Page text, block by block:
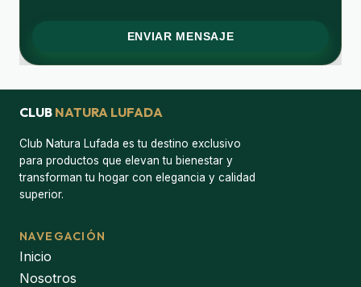
ENVIAR MENSAJE
CLUB NATURA LUFADA
Club Natura Lufada es tu destino exclusivo
para productos que elevan tu bienestar y
transforman tu hogar con elegancia y calidad
superior.
NAVEGACIÓN
Inicio
Nosotros